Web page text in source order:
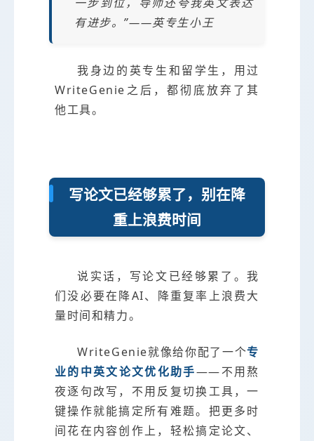
有进步。”——英专生小王
我身边的英专生和留学生，用过
WriteGenie之后，都彻底放弃了其
他工具。
写论文已经够累了，别在降
重上浪费时间
说实话，写论文已经够累了。我
们没必要在降AI、降重复率上浪费大
量时间和精力。
WriteGenie就像给你配了一个专
业的中英文论文优化助手——不用熬
夜逐句改写，不用反复切换工具，一
键操作就能搞定所有难题。把更多时
间花在内容创作上，轻松搞定论文、